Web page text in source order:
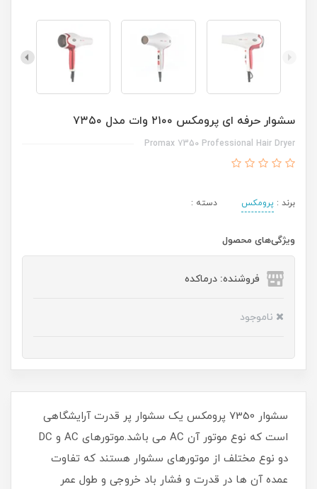
سشوار حرفه ای پرومکس ۲۱۰۰ وات مدل ۷۳۵۰
Promax 7350 Professional Hair Dryer
برند : پرومکس دسته :
ویژگی‌های محصول
فروشنده: درماکده
ناموجود
سشوار 7350 پرومکس یک سشوار پر قدرت آرایشگاهی
است که نوع موتور آن AC می باشد.موتورهای AC و DC
دو نوع مختلف از موتورهای سشوار هستند که تفاوت
عمده آن ها در قدرت و فشار باد خروجی و طول عمر